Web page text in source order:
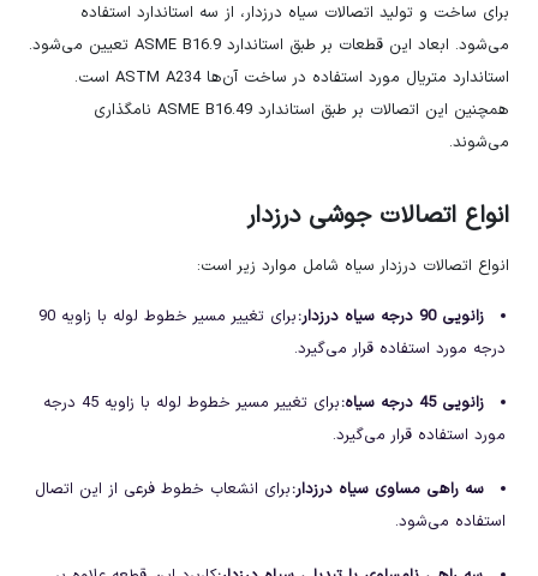
برای ساخت و تولید اتصالات سیاه درزدار، از سه استاندارد استفاده
می‌شود. ابعاد این قطعات بر طبق استاندارد ASME B16.9 تعیین می‌شود.
استاندارد متریال مورد استفاده در ساخت آن‌ها ASTM A234 است.
همچنین این اتصالات بر طبق استاندارد ASME B16.49 نامگذاری
می‌شوند.
انواع اتصالات جوشی درزدار
انواع اتصالات درزدار سیاه شامل موارد زیر است:
زانویی 90 درجه سیاه درزدار:
برای تغییر مسیر خطوط لوله با زاویه 90
درجه مورد استفاده قرار می‌گیرد.
زانویی 45 درجه سیاه:
برای تغییر مسیر خطوط لوله با زاویه 45 درجه
مورد استفاده قرار می‌گیرد.
سه راهی مساوی سیاه درزدار:برای انشعاب خطوط فرعی از این اتصال
استفاده می‌شود.